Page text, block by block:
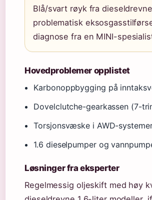
Blå/svart røyk fra
problematisk
diagnose fra en MINI-
Hovedproblemer opplistet
Karbonoppbygging på
Dovelclutche-gearkassen (7-
Torsjonsvæske i AWD-
1.6 dieselpumper og
Løsninger fra eksperter
Regelmessig oljeskift med høy